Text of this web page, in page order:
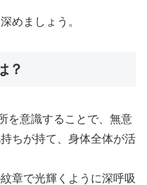
めましょう。
？
を意識することで、無意
ちが持て、身体全体が活
章で光輝くように深呼吸